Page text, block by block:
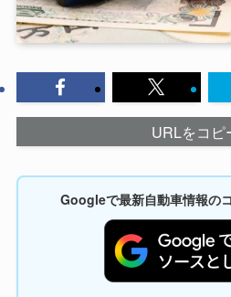
URLをコピ
Googleで最新自動車情報の